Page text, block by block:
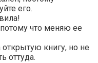
его.
что меняю ее
книгу, но не
оттуда.